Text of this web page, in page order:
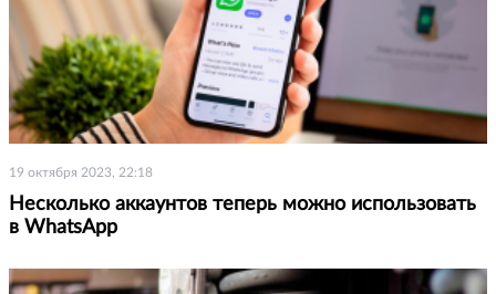
19 октября 2023, 22:18
Несколько аккаунтов теперь можно использовать
в WhatsApp